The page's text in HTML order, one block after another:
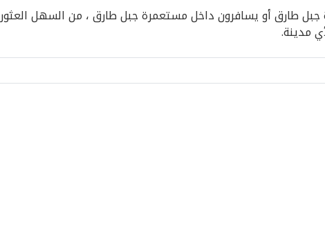
طارق أو يسافرون داخل مستعمرة جبل طارق ، من السهل
مدينة.